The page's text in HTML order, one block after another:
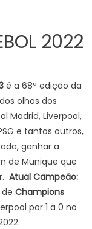
2022
é a 68ª edição da
olhos dos
Madrid, Liverpool,
e tantos outros,
ganhar a
de Munique que
Atual Campeão:
Champions
por 1 a 0 no